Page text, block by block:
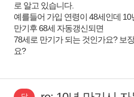
로 알고 있습니다.
예를들어 가입 연령이 48세인데
만기후 68세 자동갱신되면
78세로 만기가 되는 것인가요? 보
요?